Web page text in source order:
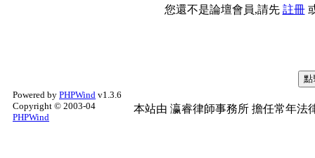
您還不是論壇會員,請先 註冊
Powered by PHPWind v1.3.6
Copyright © 2003-04
PHPWind
本站由 瀛睿律師事務所 擔任常年法